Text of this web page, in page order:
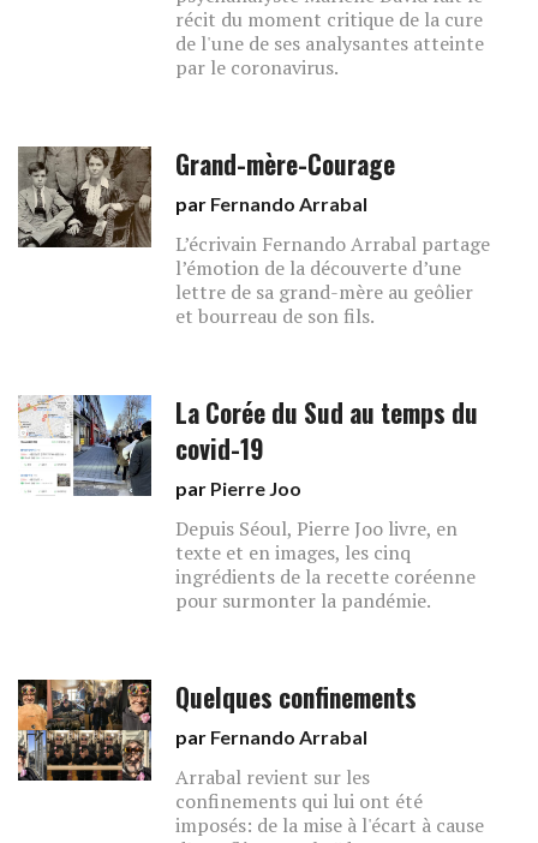
récit du moment critique de la cure
de l'une de ses analysantes atteinte
par le coronavirus.
Grand-mère-Courage
par Fernando Arrabal
L’écrivain Fernando Arrabal partage
l’émotion de la découverte d’une
lettre de sa grand-mère au geôlier
et bourreau de son fils.
La Corée du Sud au temps du
covid-19
par Pierre Joo
Depuis Séoul, Pierre Joo livre, en
texte et en images, les cinq
ingrédients de la recette coréenne
pour surmonter la pandémie.
Quelques confinements
par Fernando Arrabal
Arrabal revient sur les
confinements qui lui ont été
imposés: de la mise à l'écart à cause